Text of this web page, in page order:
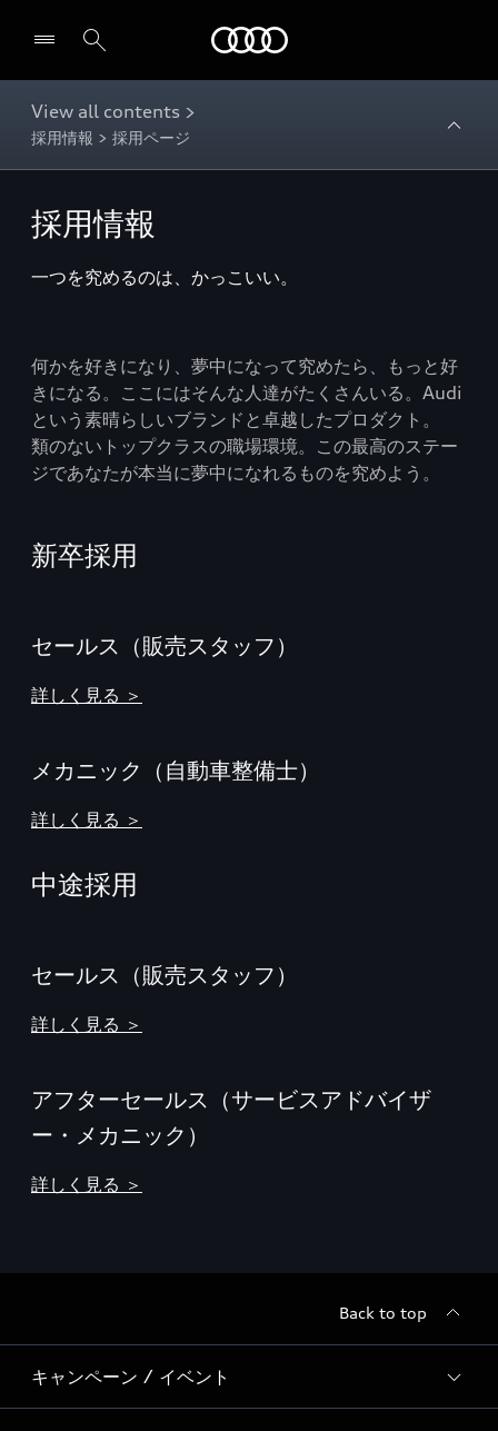
View all contents >
採用情報 > 採用ページ
採用情報
一つを究めるのは、かっこいい。
何かを好きになり、夢中になって究めたら、もっと好
きになる。ここにはそんな人達がたくさんいる。Audi
という素晴らしいブランドと卓越したプロダクト。
類のないトップクラスの職場環境。この最高のステー
ジであなたが本当に夢中になれるものを究めよう。
新卒採用
セールス（販売スタッフ）
詳しく見る ＞
メカニック（自動車整備士）
詳しく見る ＞
中途採用
セールス（販売スタッフ）
詳しく見る ＞
アフターセールス（サービスアドバイザ
ー・メカニック）
詳しく見る ＞
Back to top
キャンペーン / イベント